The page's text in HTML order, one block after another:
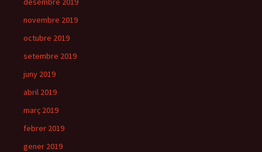
novembre 2019
octubre 2019
setembre 2019
juny 2019
abril 2019
març 2019
febrer 2019
gener 2019